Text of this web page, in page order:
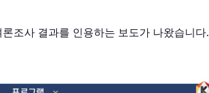
조사 결과를 인용하는 보도가 나왔습니다.